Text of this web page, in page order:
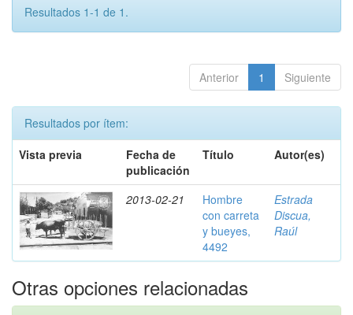
Resultados 1-1 de 1.
Anterior 1 Siguiente
Resultados por ítem:
Vista previa
Fecha de
publicación
Título Autor(es)
2013-02-21
Hombre
con carreta
y bueyes,
4492
Estrada
Discua,
Raúl
Otras opciones relacionadas